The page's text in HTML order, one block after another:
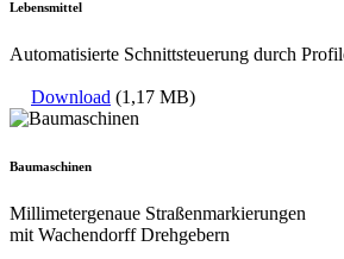
Lebensmittel
Automatisierte Schnittsteuerung durch
Download (1,17 MB)
Baumaschinen
Millimetergenaue Straßenmarkierungen
mit Wachendorff Drehgebern